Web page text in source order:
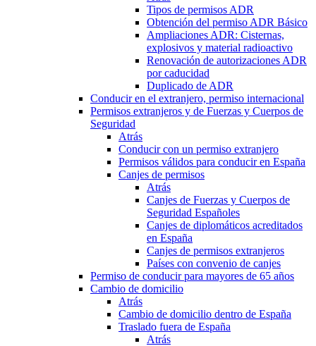
Tipos de permisos ADR
Obtención del permiso ADR Básico
Ampliaciones ADR: Cisternas,
explosivos y material radioactivo
Renovación de autorizaciones ADR
por caducidad
Duplicado de ADR
Conducir en el extranjero, permiso internacional
Permisos extranjeros y de Fuerzas y Cuerpos de
Seguridad
Atrás
Conducir con un permiso extranjero
Permisos válidos para conducir en España
Canjes de permisos
Atrás
Canjes de Fuerzas y Cuerpos de
Seguridad Españoles
Canjes de diplomáticos acreditados
en España
Canjes de permisos extranjeros
Países con convenio de canjes
Permiso de conducir para mayores de 65 años
Cambio de domicilio
Atrás
Cambio de domicilio dentro de España
Traslado fuera de España
Atrás